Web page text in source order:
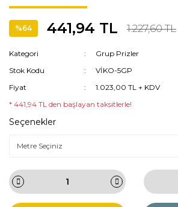
%64 441,94 TL 1.227,60 TL
Kategori
Grup Prizler
Stok Kodu
VİKO-5GP
Fiyat
1.023,00 TL + KDV
* 441,94 TL den başlayan taksitlerle!
Seçenekler